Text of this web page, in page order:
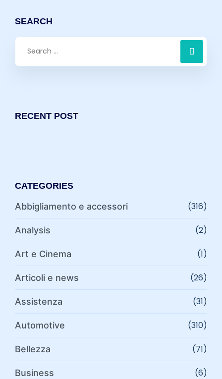
SEARCH
RECENT POST
CATEGORIES
Abbigliamento e accessori (316)
Analysis (2)
Art e Cinema (1)
Articoli e news (26)
Assistenza (31)
Automotive (310)
Bellezza (71)
Business (6)